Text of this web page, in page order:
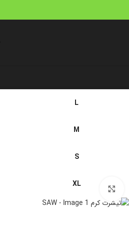
L
M
S
XL
برای بزرگنمایی کلیک کنید